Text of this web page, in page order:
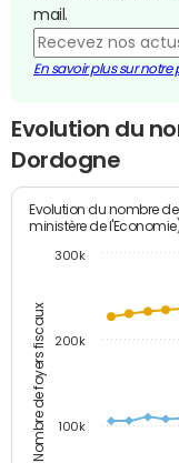
mail.
En savoir plus sur
Evolution du
Dordogne
Nombre de foyers fiscaux
Evolution du nombre
ministère de
100k
200k
300k